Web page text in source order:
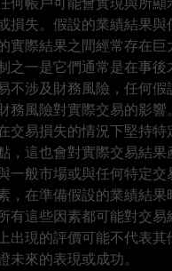
損失。假設的業績結果與
實際結果之間經常存在巨
之一是它們通常是在事後
不涉及財務風險，任何假
務風險對實際交易的影響
交易損失的情況下堅持特
，這也會對實際交易結果
一般市場或與任何特定
，在準備假設的業績結果
有這些因素都可能對交易
出現的評價可能不代表其
未來的表現或成功。